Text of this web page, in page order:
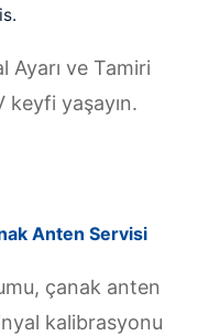
Ayarı ve Tamiri
yaşayın.
Anten Servisi
çanak anten
kalibrasyonu